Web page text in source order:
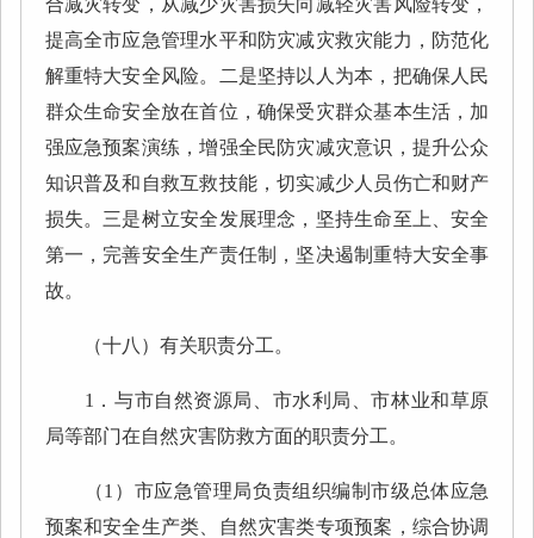
合减灾转变，从减少灾害损失向减轻灾害风险转变，
提高全市应急管理水平和防灾减灾救灾能力，防范化
解重特大安全风险。二是坚持以人为本，把确保人民
群众生命安全放在首位，确保受灾群众基本生活，加
强应急预案演练，增强全民防灾减灾意识，提升公众
知识普及和自救互救技能，切实减少人员伤亡和财产
损失。三是树立安全发展理念，坚持生命至上、安全
第一，完善安全生产责任制，坚决遏制重特大安全事
故。
（十八）有关职责分工。
1．与市自然资源局、市水利局、市林业和草原
局等部门在自然灾害防救方面的职责分工。
（1）市应急管理局负责组织编制市级总体应急
预案和安全生产类、自然灾害类专项预案，综合协调